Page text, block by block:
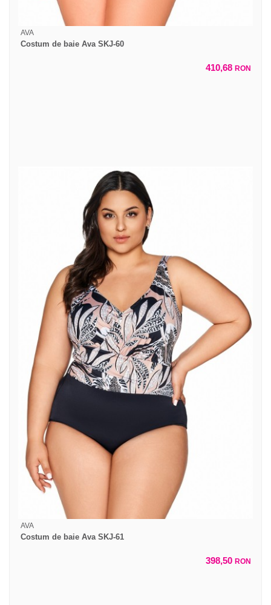
AVA
Costum de baie Ava SKJ-60
410,68 RON
AVA
Costum de baie Ava SKJ-61
398,50 RON